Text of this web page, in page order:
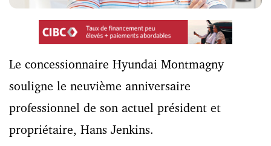
Le concessionnaire Hyundai Montmagny
souligne le neuvième anniversaire
professionnel de son actuel président et
propriétaire, Hans Jenkins.